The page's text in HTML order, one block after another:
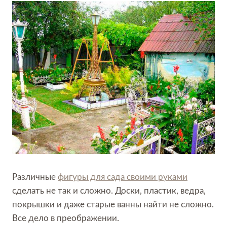
Различные фигуры для сада своими руками
сделать не так и сложно. Доски, пластик, ведра,
покрышки и даже старые ванны найти не сложно.
Все дело в преображении.